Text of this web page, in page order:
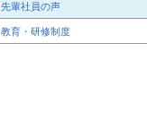
先輩社員の声
教育・研修制度